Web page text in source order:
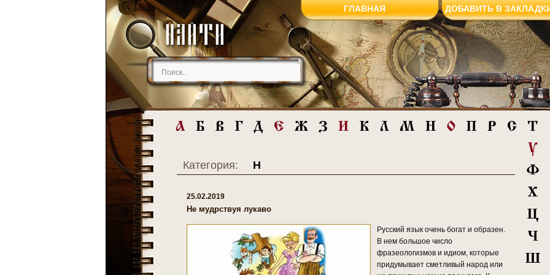
ГЛАВНАЯ ДОБАВИТЬ В
Категория: Н
25.02.2019
Не мудрствуя лукаво
Русский язык очень богат и образен.
В нем большое число
фразеологизмов и идиом, которые
придумывает сметливый народ или